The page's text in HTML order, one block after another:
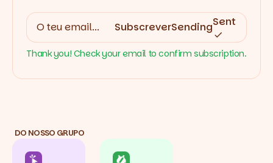
SubscreverSendingSent
Thank you! Check your email to confirm subscription.
DO NOSSO GRUPO